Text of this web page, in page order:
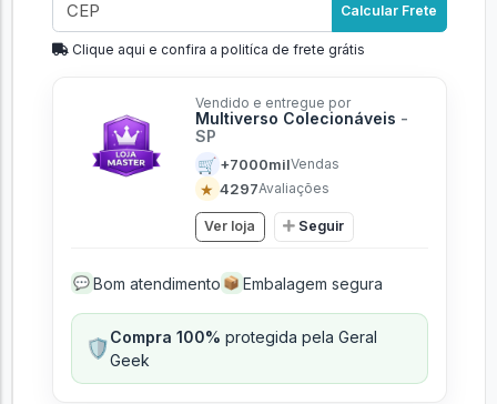
Calcular Frete
Clique aqui e confira a politíca de frete grátis
Vendido e entregue por
Multiverso Colecionáveis -
SP
🛒 +7000milVendas
★ 4297Avaliações
Ver loja Seguir
💬 Bom atendimento 📦 Embalagem segura
🛡️Compra 100% protegida pela Geral
Geek